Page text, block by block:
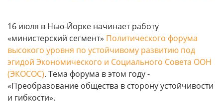
16 июля в Нью-Йорке начинает работу
«министерский сегмент» Политического форума
высокого уровня по устойчивому развитию под
эгидой Экономического и Социального Совета ООН
(ЭКОСОС). Тема форума в этом году -
«Преобразование общества в сторону устойчивости
и гибкости».